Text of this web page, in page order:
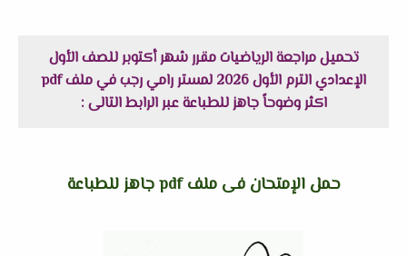
تحميل مراجعة الرياضيات مقرر شهر أكتوبر للصف الأول
الإعدادي الترم الأول 2026 لمستر رامي رجب في ملف pdf
اكثر وضوحاً جاهز للطباعة عبر الرابط التالى :
حمل الإمتحان فى ملف pdf جاهز للطباعة